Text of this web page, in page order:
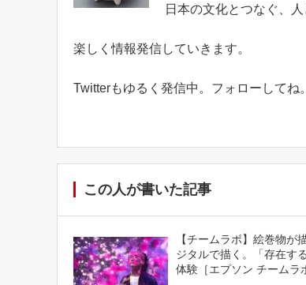
日本の文化とつなぐ、
楽しく情報発信していきます。
Twitterもゆるく発信中。フォローして
この人が書いた記事
【チームラボ】絵巻物が
ジタルで描く。「存在す
体験［エプソン チームラ